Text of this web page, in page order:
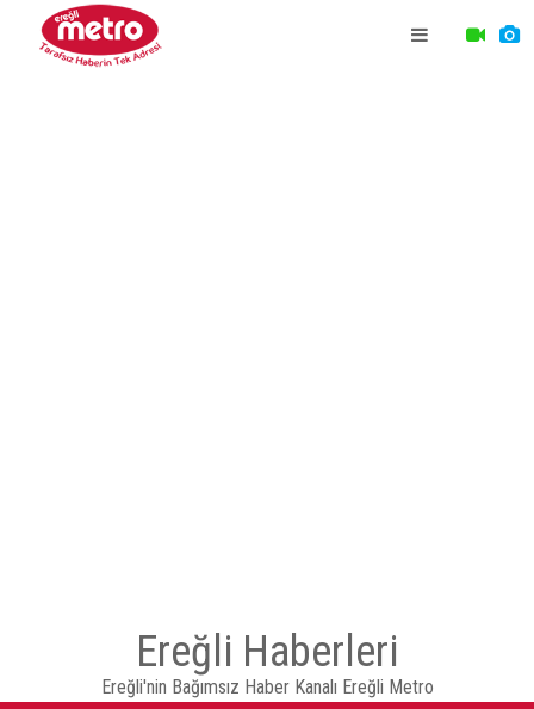
Ereğli Haberleri
Ereğli'nin Bağımsız Haber Kanalı Ereğli Metro
EREĞLİ'DE GÜNDEMİ SARSAN İSTİFA